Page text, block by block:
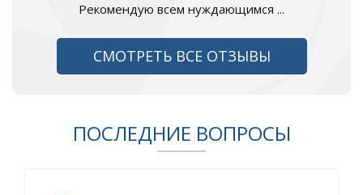
Рекомендую всем нуждающимся ...
СМОТРЕТЬ ВСЕ ОТЗЫВЫ
ПОСЛЕДНИЕ ВОПРОСЫ